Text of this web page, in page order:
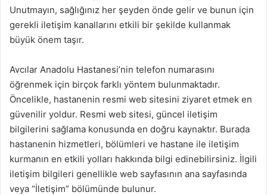
Unutmayın, sağlığınız her şeyden önde gelir ve bunun için
gerekli iletişim kanallarını etkili bir şekilde kullanmak
büyük önem taşır.
Avcılar Anadolu Hastanesi’nin telefon numarasını
öğrenmek için birçok farklı yöntem bulunmaktadır.
Öncelikle, hastanenin resmi web sitesini ziyaret etmek en
güvenilir yoldur. Resmi web sitesi, güncel iletişim
bilgilerini sağlama konusunda en doğru kaynaktır. Burada
hastanenin hizmetleri, bölümleri ve hastane ile iletişim
kurmanın en etkili yolları hakkında bilgi edinebilirsiniz. İlgili
iletişim bilgileri genellikle web sayfasının ana sayfasında
veya “İletişim” bölümünde bulunur.